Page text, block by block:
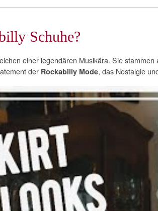
Schuhe?
einer legendären Musikära. Sie
der Rockabilly Mode, das Nostalgie